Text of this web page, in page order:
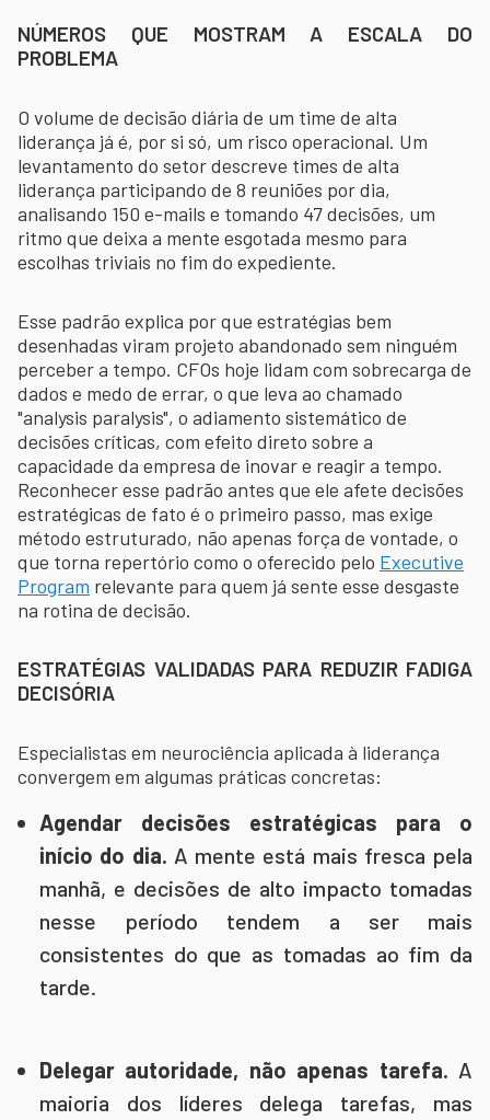
NÚMEROS QUE MOSTRAM A ESCALA DO
PROBLEMA
O volume de decisão diária de um time de alta
liderança já é, por si só, um risco operacional. Um
levantamento do setor descreve times de alta
liderança participando de 8 reuniões por dia,
analisando 150 e-mails e tomando 47 decisões, um
ritmo que deixa a mente esgotada mesmo para
escolhas triviais no fim do expediente.
Esse padrão explica por que estratégias bem
desenhadas viram projeto abandonado sem ninguém
perceber a tempo. CFOs hoje lidam com sobrecarga de
dados e medo de errar, o que leva ao chamado
"analysis paralysis", o adiamento sistemático de
decisões críticas, com efeito direto sobre a
capacidade da empresa de inovar e reagir a tempo.
Reconhecer esse padrão antes que ele afete decisões
estratégicas de fato é o primeiro passo, mas exige
método estruturado, não apenas força de vontade, o
que torna repertório como o oferecido pelo Executive
Program relevante para quem já sente esse desgaste
na rotina de decisão.
ESTRATÉGIAS VALIDADAS PARA REDUZIR FADIGA
DECISÓRIA
Especialistas em neurociência aplicada à liderança
convergem em algumas práticas concretas:
Agendar decisões estratégicas para o
início do dia. A mente está mais fresca pela
manhã, e decisões de alto impacto tomadas
nesse período tendem a ser mais
consistentes do que as tomadas ao fim da
tarde.
Delegar autoridade, não apenas tarefa. A
maioria dos líderes delega tarefas, mas